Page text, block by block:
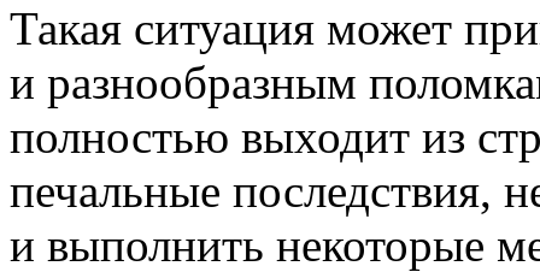
Такая ситуация может
и разнообразным
полностью выходит из
печальные последствия,
и выполнить некоторые